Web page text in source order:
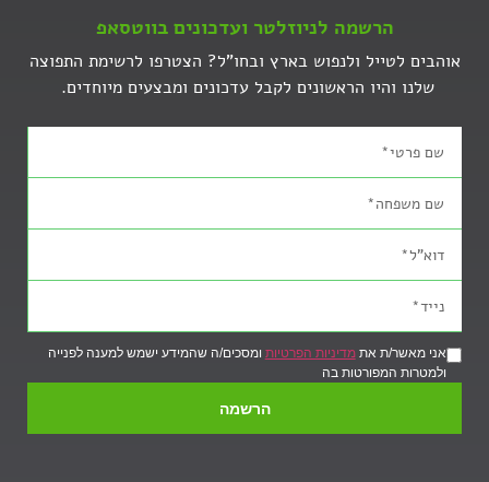
הרשמה לניוזלטר ועדכונים בווטסאפ
אוהבים לטייל ולנפוש בארץ ובחו"ל? הצטרפו לרשימת התפוצה
שלנו והיו הראשונים לקבל עדכונים ומבצעים מיוחדים.
אני מאשר/ת אתמדיניות הפרטיות ומסכים/ה שהמידע ישמש למענה לפנייה
ולמטרות המפורטות בה
הרשמה